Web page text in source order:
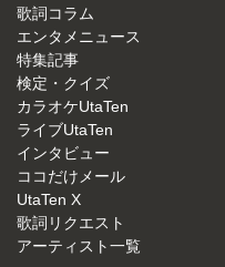
歌詞コラム
エンタメニュース
特集記事
検定・クイズ
カラオケUtaTen
ライブUtaTen
インタビュー
ココだけメール
UtaTen X
歌詞リクエスト
アーティスト一覧